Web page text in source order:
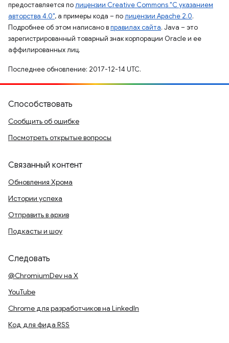
предоставляется полицензии Creative Commons "С указанием
авторства 4.0", а примеры кода – полицензии Apache 2.0.
Подробнее об этом написано вправилах сайта. Java – это
зарегистрированный товарный знак корпорации Oracle и ее
аффилированных лиц.
Последнее обновление: 2017-12-14 UTC.
Способствовать
Сообщить об ошибке
Посмотреть открытые вопросы
Связанный контент
Обновления Хрома
Истории успеха
Отправить в архив
Подкасты и шоу
Следовать
@ChromiumDev на X
YouTube
Chrome для разработчиков на LinkedIn
Код для фида RSS